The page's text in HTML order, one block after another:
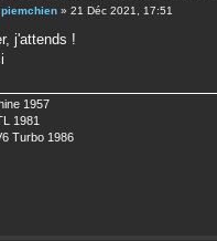
piemchien » 21 Déc 2021, 17:51
j'attends !
1957
1981
Turbo 1986